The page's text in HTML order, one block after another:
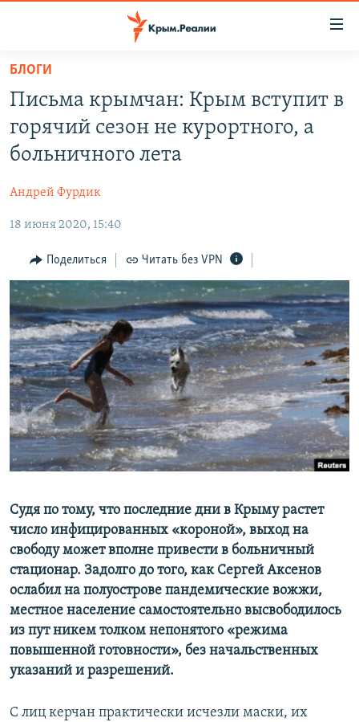
Вернуться
основному
содержанию
Вернутся
главной
навигации
Вернутся
поиску
СПЕЦПРОЕКТЫ
11 ЛЕТ ОККУПАЦИИ КРЫМА. 11 ИСТОРИЙ СОПРОТИВЛЕНИЯ
ВОДА
ЕЩЕ
ИНТЕРАКТИВ
ИНФОГРАФИКА
ТЕЛЕПРОЕКТ КРЫМ.РЕАЛИИ
СОВЕТЫ ПРАВОЗАЩИТНИКОВ
ПРОПАВШИЕ БЕЗ ВЕСТИ
ПОБЕДИТЕЛЕЙ НЕ СУДЯТ?
КРЫМ.НЕПОКОРЕННЫЙ
ELIFBE
УКРАИНСКАЯ ПРОБЛЕМА КРЫМА
РАДІО СВОБОДА
КАК ОБОЙТИ БЛОКИРОВКУ
Українською
Qırımtatar
ПРИСОЕДИНЯЙТЕСЬ!
БЛОГИ
Письма крымчан: Крым вступит в
горячий сезон не курортного, а
больничного лета
Андрей Фурдик
18 июня 2020, 15:40
Поделиться Читать без VPN
Судя по тому, что последние дни в Крыму растет
число инфицированных «короной», выход на
свободу может вполне привести в больничный
стационар. Задолго до того, как Сергей Аксенов
ослабил на полуострове пандемические вожжи,
местное население самостоятельно высвободилось
из пут никем толком непонятого «режима
повышенной готовности», без начальственных
указаний и разрешений.
С лиц керчан практически исчезли маски, их